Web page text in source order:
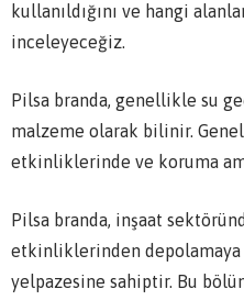
kullanıldığını ve hangi
inceleyeceğiz.
Pilsa branda, genellikle su
malzeme olarak bilinir.
etkinliklerinde ve koruma
Pilsa branda, inşaat
etkinliklerinden depolamaya
yelpazesine sahiptir. Bu